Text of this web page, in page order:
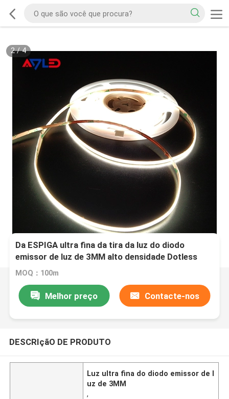
2/4
Da ESPIGA ultra fina da tira da luz do diodo
emissor de luz de 3MM alto densidade Dotless
que corta a solda sob etapas
MOQ：100m
Melhor preço Contacte-nos
DESCRIçãO DE PRODUTO
Luz ultra fina do diodo emissor de l
uz de 3MM
,